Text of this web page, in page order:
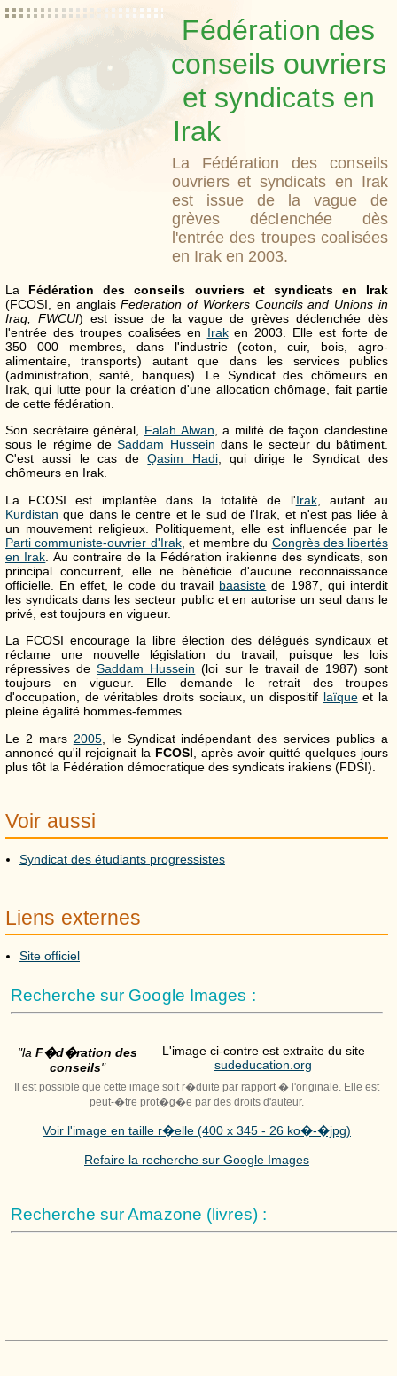
Fédération des
conseils ouvriers
et syndicats en
Irak
La Fédération des conseils
ouvriers et syndicats en Irak
est issue de la vague de
grèves déclenchée dès
l'entrée des troupes coalisées
en Irak en 2003.
La Fédération des conseils ouvriers et syndicats en Irak
(FCOSI, en anglaisFederation of Workers Councils and Unions in
Iraq, FWCUI) est issue de la vague de grèves déclenchée dès
l'entrée des troupes coalisées en Iraken 2003. Elle est forte de
350 000 membres, dans l'industrie (coton, cuir, bois, agro-
alimentaire, transports) autant que dans les services publics
(administration, santé, banques). Le Syndicat des chômeurs en
Irak, qui lutte pour la création d'une allocation chômage, fait partie
de cette fédération.
Son secrétaire général, Falah Alwan, a milité de façon clandestine
sous le régime deSaddam Hussein dans le secteur du bâtiment.
C'est aussi le cas deQasim Hadi, qui dirige le Syndicat des
chômeurs en Irak.
La FCOSI est implantée dans la totalité de l'Irak, autant au
Kurdistan que dans le centre et le sud de l'Irak, et n'est pas liée à
un mouvement religieux. Politiquement, elle est influencée par le
Parti communiste-ouvrier d'Irak, et membre du Congrès des libertés
en Irak . Au contraire de la Fédération irakienne des syndicats, son
principal concurrent, elle ne bénéficie d'aucune reconnaissance
officielle. En effet, le code du travail baasiste de 1987, qui interdit
les syndicats dans les secteur public et en autorise un seul dans le
privé, est toujours en vigueur.
La FCOSI encourage la libre élection des délégués syndicaux et
réclame une nouvelle législation du travail, puisque les lois
répressives deSaddam Hussein (loi sur le travail de 1987) sont
toujours en vigueur. Elle demande le retrait des troupes
d'occupation, de véritables droits sociaux, un dispositif laïqueet la
pleine égalité hommes-femmes.
Le 2 mars 2005, le Syndicat indépendant des services publics a
annoncé qu'il rejoignait la FCOSI , après avoir quitté quelques jours
plus tôt la Fédération démocratique des syndicats irakiens (FDSI).
Voir aussi
Syndicat des étudiants progressistes
Liens externes
Site officiel
Recherche sur Google Images :
"la F�d�ration des
conseils"
L'image ci-contre est extraite du site
sudeducation.org
Il est possible que cette image soit r�duite par rapport � l'originale. Elle est
peut-�tre prot�g�e par des droits d'auteur.
Voir l'image en taille r�elle (400 x 345 - 26 ko�-�jpg)
Refaire la recherche sur Google Images
Recherche sur Amazone (livres) :